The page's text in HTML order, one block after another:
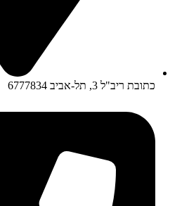
כתובת ריב"ל 3, תל-אביב 6777834